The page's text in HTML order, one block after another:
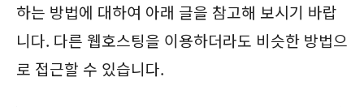
하는 방법에 대하여 아래 글을 참고해 보시기 바랍
니다. 다른 웹호스팅을 이용하더라도 비슷한 방법으
로 접근할 수 있습니다.